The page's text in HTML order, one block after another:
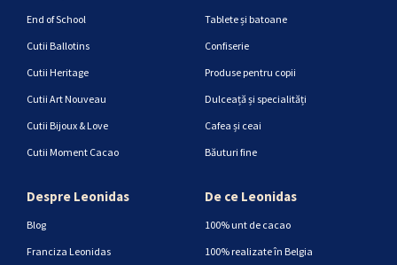
End of School
Cutii Ballotins
Cutii Heritage
Cutii Art Nouveau
Cutii Bijoux & Love
Cutii Moment Cacao
Tablete și batoane
Confiserie
Produse pentru copii
Dulceață și specialități
Cafea și ceai
Băuturi fine
Despre Leonidas
Blog
Franciza Leonidas
De ce Leonidas
100% unt de cacao
100% realizate în Belgia